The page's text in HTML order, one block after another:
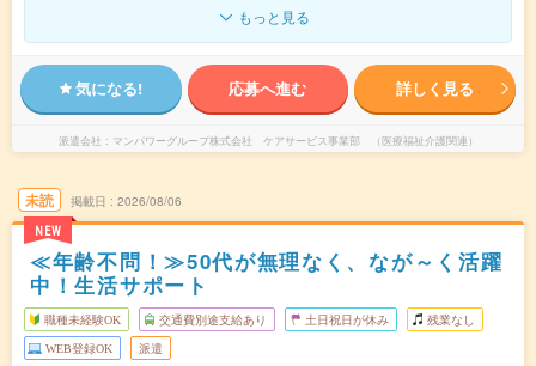
もっと見る
気になる! 応募へ進む 詳しく見る
派遣会社 マンパワーグループ株式会社 ケアサービス事業部 （医療福祉介護関連）
未読
NEW
掲載日 2026/08/06
≪年齢不問！≫50代が無理なく、なが～く活躍
中！生活サポート
職種未経験OK 交通費別途支給あり 土日祝日が休み 残業なし
WEB登録OK 派遣